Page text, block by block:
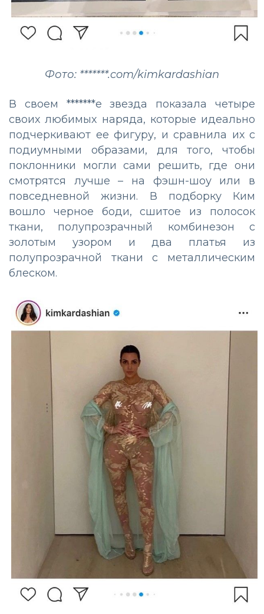
Фото: *******.com/kimkardashian
В своем *******е звезда показала четыре
своих любимых наряда, которые идеально
подчеркивают ее фигуру, и сравнила их с
подиумными образами, для того, чтобы
поклонники могли сами решить, где они
смотрятся лучше – на фэшн-шоу или в
повседневной жизни. В подборку Ким
вошло черное боди, сшитое из полосок
ткани, полупрозрачный комбинезон с
золотым узором и два платья из
полупрозрачной ткани с металлическим
блеском.